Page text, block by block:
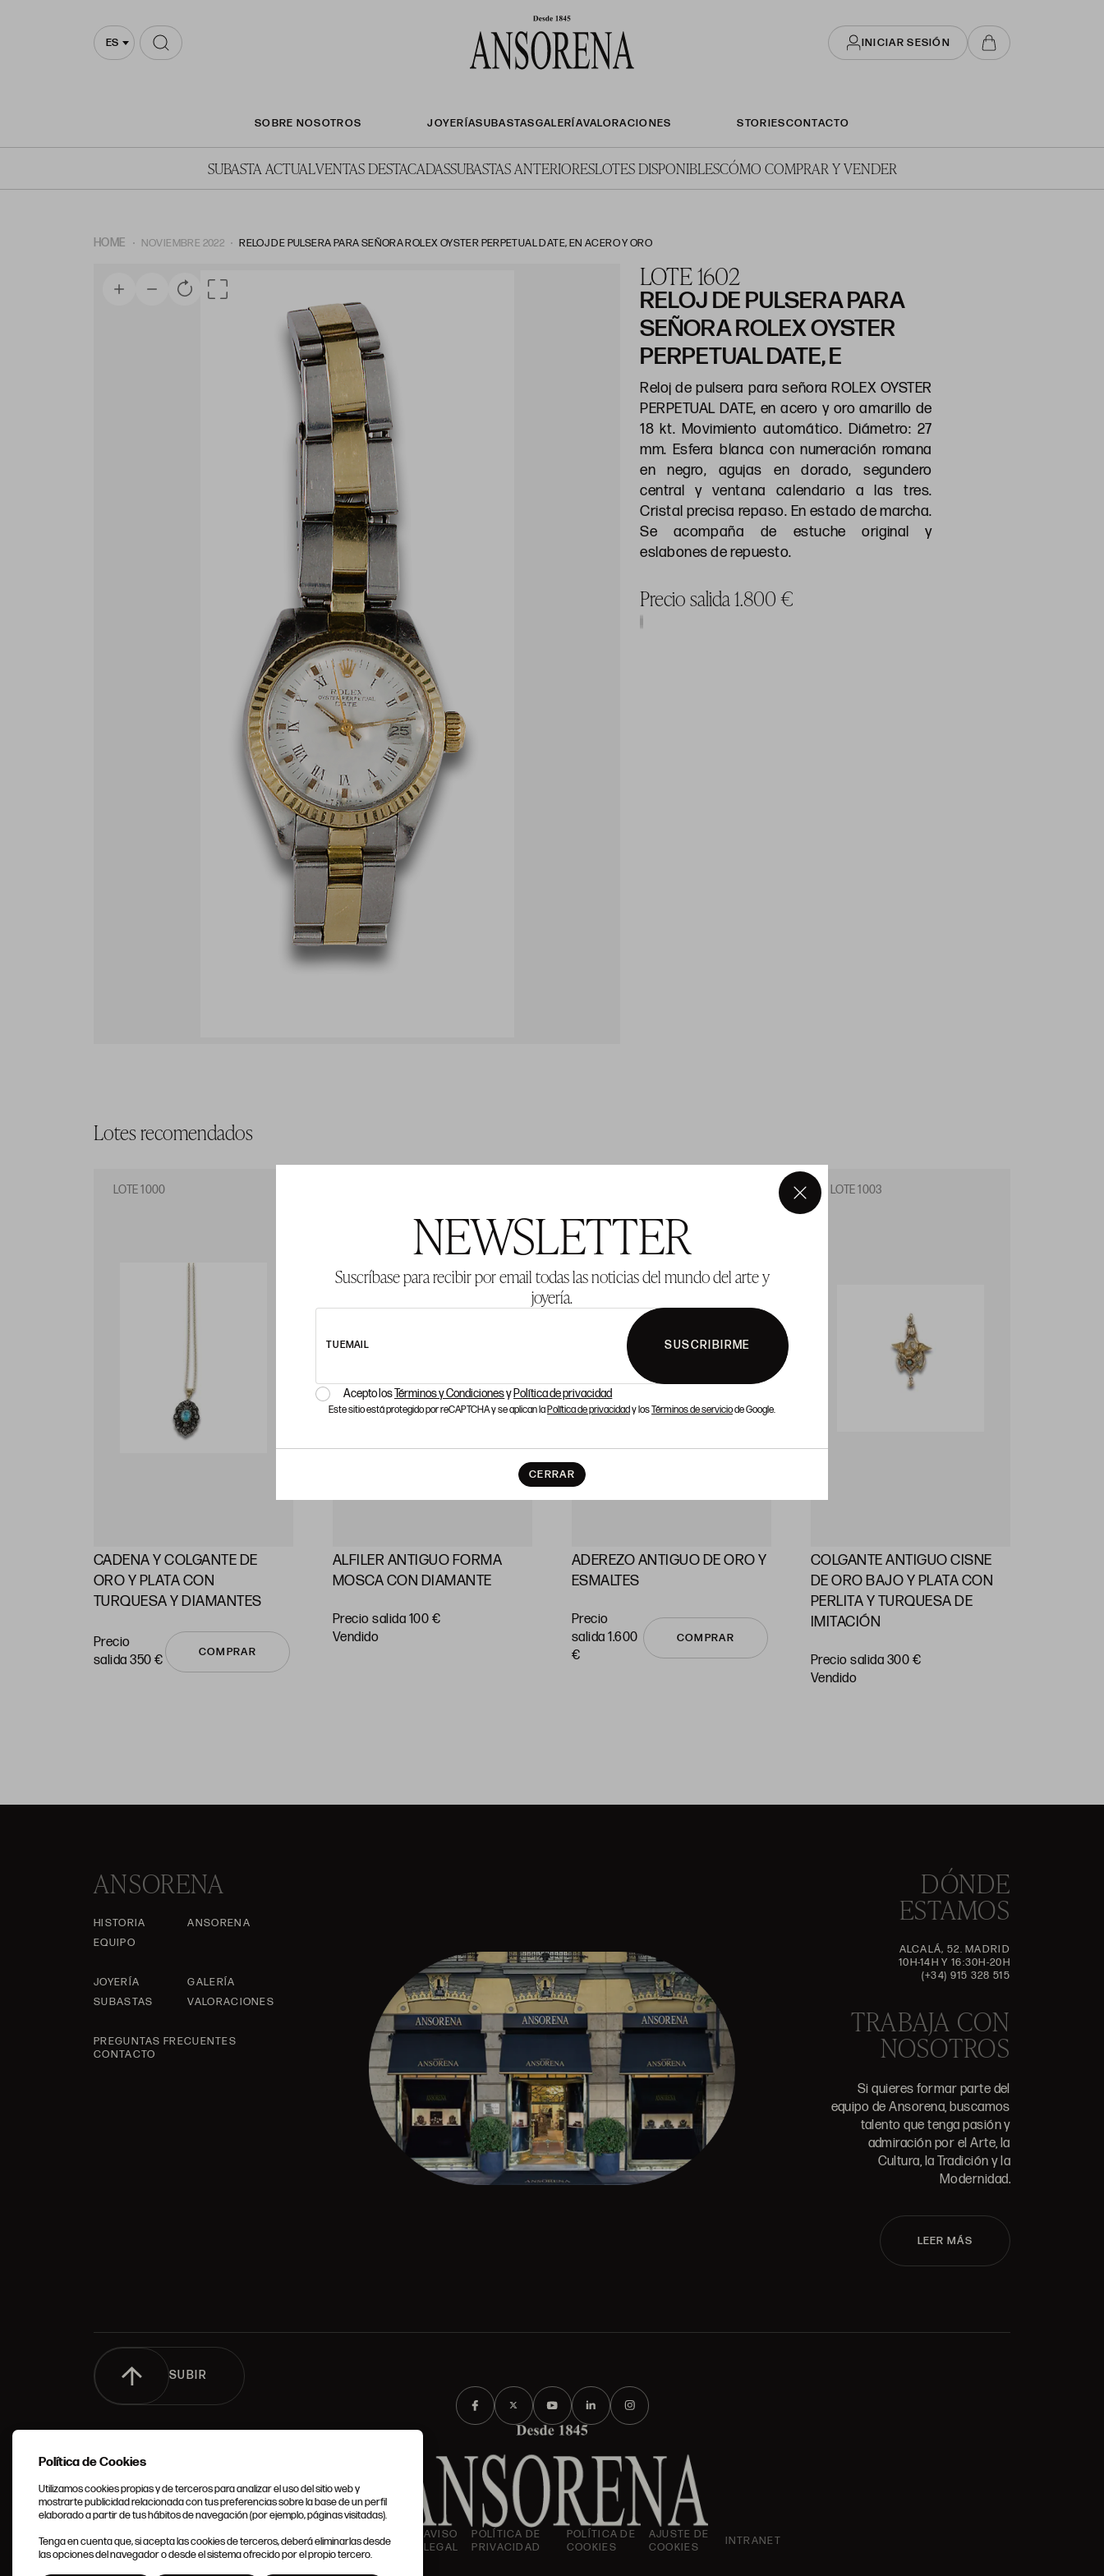
NEWSLETTER
Suscríbase para recibir por email todas las noticias del mundo del arte y
joyería.
TU EMAIL SUSCRIBIRME
Acepto losTérminos y Condicionesy Política de privacidad
Este sitio está protegido por reCAPTCHA y se aplican laPolítica de privacidady losTérminos de serviciode Google.
CERRAR
×
ES INICIAR SESIÓN
SOBRE NOSOTROS JOYERÍASUBASTASGALERÍAVALORACIONES STORIESCONTACTO
SUBASTA ACTUALVENTAS DESTACADASSUBASTAS ANTERIORESLOTES DISPONIBLESCÓMO COMPRAR Y VENDER
HOME NOVIEMBRE 2022 RELOJ DE PULSERA PARA SEÑORA ROLEX OYSTER PERPETUAL DATE, EN ACERO Y ORO
LOTE 1602
RELOJ DE PULSERA PARA
SEÑORA ROLEX OYSTER
PERPETUAL DATE, E
Reloj de pulsera para señora ROLEX OYSTER
PERPETUAL DATE, en acero y oro amarillo de
18 kt. Movimiento automático. Diámetro: 27
mm. Esfera blanca con numeración romana
en negro, agujas en dorado, segundero
central y ventana calendario a las tres.
Cristal precisa repaso. En estado de marcha.
Se acompaña de estuche original y
eslabones de repuesto.
Precio salida 1.800 €
Lotes recomendados
LOTE 1000
CADENA Y COLGANTE DE
ORO Y PLATA CON
TURQUESA Y DIAMANTES
Precio
salida 350 €
COMPRAR
ALFILER ANTIGUO FORMA
MOSCA CON DIAMANTE
Precio salida 100 €
vendido
ADEREZO ANTIGUO DE ORO Y
ESMALTES
Precio
salida 1.600
€
COMPRAR
LOTE 1003
COLGANTE ANTIGUO CISNE
DE ORO BAJO Y PLATA CON
PERLITA Y TURQUESA DE
IMITACIÓN
Precio salida 300 €
vendido
ANSORENA
HISTORIA
ANSORENA
EQUIPO
JOYERÍA
GALERÍA
SUBASTAS
VALORACIONES
PREGUNTAS FRECUENTES
CONTACTO
DÓNDE
ESTAMOS
ALCALÁ, 52. MADRID
10H-14H Y 16:30H-20H
(+34) 915 328 515
TRABAJA CON
NOSOTROS
Si quieres formar parte del
equipo de Ansorena, buscamos
talento que tenga pasión y
admiración por el Arte, la
Cultura, la Tradición y la
Modernidad.
LEER MÁS
SUBIR
GENERALES
AVISO
LEGAL
POLÍTICA DE
PRIVACIDAD
POLÍTICA DE
COOKIES
AJUSTE DE
COOKIES
INTRANET
Política de Cookies
Utilizamos cookies propias y de terceros para analizar el uso del sitio web y
mostrarte publicidad relacionada con tus preferencias sobre la base de un perfil
elaborado a partir de tus hábitos de navegación (por ejemplo, páginas visitadas).
Tenga en cuenta que, si acepta las cookies de terceros, deberá eliminarlas desde
las opciones del navegador o desde el sistema ofrecido por el propio tercero.